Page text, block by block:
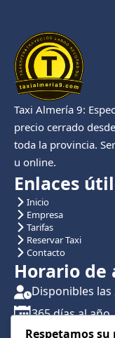
Taxi Almería 9:
precio cerrado
toda la provincia.
u online.
Enlaces
Inicio
Empresa
Tarifas
Reservar Taxi
Contacto
Horario de
Disponibles las
365 días al año
Respetamos